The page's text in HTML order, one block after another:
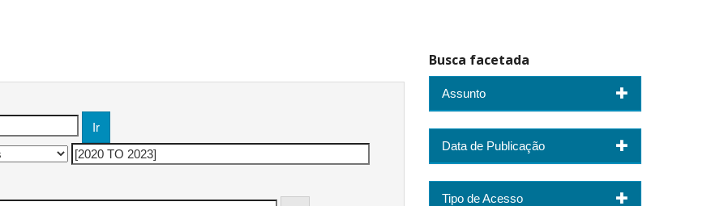
Busca facetada
Assunto
Data de Publicação
Tipo de Acesso